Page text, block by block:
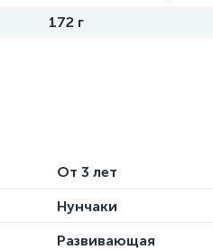
172 г
От 3 лет
Нунчаки
Развивающая